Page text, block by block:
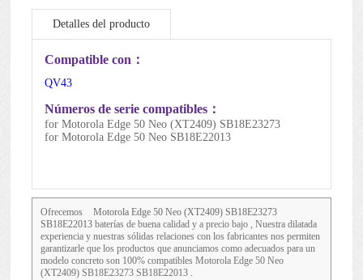
Detalles del producto
Mantenimiento de la batería
Compatible con：
QV43
Números de serie compatibles：
for Motorola Edge 50 Neo (XT2409) SB18E23273
for Motorola Edge 50 Neo SB18E22013
Ofrecemos
Motorola Edge 50 Neo (XT2409) SB18E23273
SB18E22013baterías de buena calidad y a precio bajo , Nuestra dilatada
experiencia y nuestras sólidas relaciones con los fabricantes nos permiten
garantizarle que los productos que anunciamos como adecuados para un
modelo concreto son 100% compatibles Motorola Edge 50 Neo
(XT2409) SB18E23273 SB18E22013 .